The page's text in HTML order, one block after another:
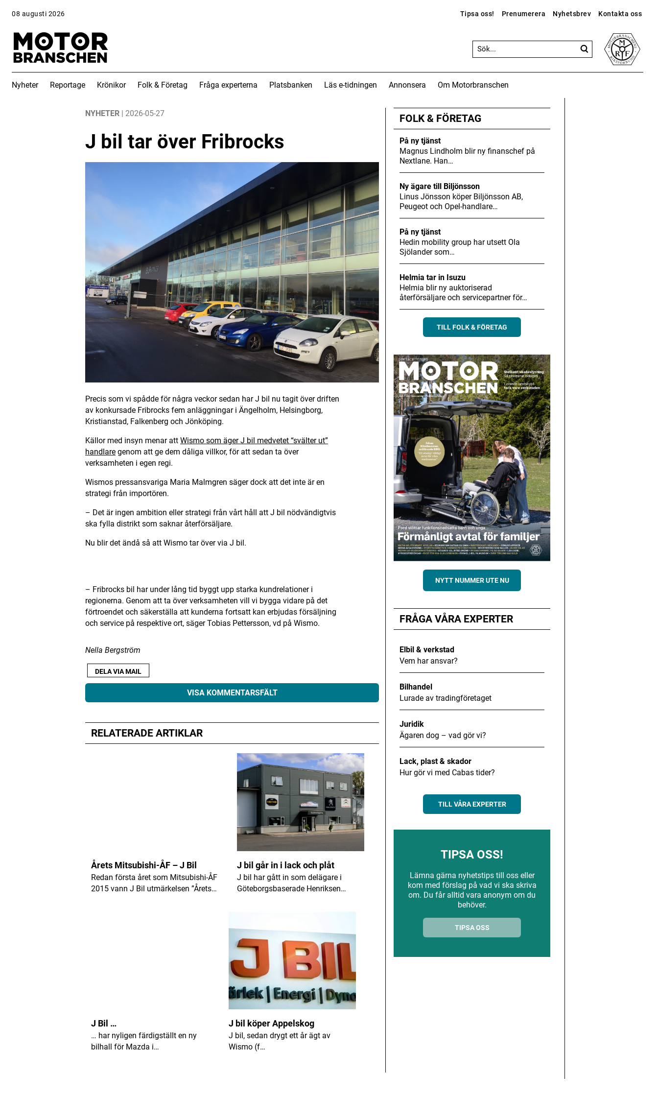
08 augusti 2026 Tipsa oss! Prenumerera Nyhetsbrev Kontakta oss
Nyheter Reportage Krönikor Folk & Företag Fråga experterna Platsbanken Läs e-tidningen Annonsera
Om Motorbranschen
NYHETER | 2026-05-27
J bil tar över Fribrocks
Precis som vi spådde för några veckor sedan har J bil nu tagit över driften
av konkursade Fribrocks fem anläggningar i Ängelholm, Helsingborg,
Kristianstad, Falkenberg och Jönköping.
Källor med insyn menar att Wismo som äger J bil medvetet “svälter ut”
handlare genom att ge dem dåliga villkor, för att sedan ta över
verksamheten i egen regi.
Wismos pressansvariga Maria Malmgren säger dock att det inte är en
strategi från importören.
– Det är ingen ambition eller strategi från vårt håll att J bil nödvändigtvis
ska fylla distrikt som saknar återförsäljare.
Nu blir det ändå så att Wismo tar över via J bil.
– Fribrocks bil har under lång tid byggt upp starka kundrelationer i
regionerna. Genom att ta över verksamheten vill vi bygga vidare på det
förtroendet och säkerställa att kunderna fortsatt kan erbjudas försäljning
och service på respektive ort, säger Tobias Pettersson, vd på Wismo.
Nella Bergström
DELA VIA MAIL
VISA KOMMENTARSFÄLT
Din e-postadress kommer inte publiceras. Obligatoriska fält är märkta*
E-postadress*
RELATERADE ARTIKLAR
Årets Mitsubishi-ÅF – J Bil
Redan första året som Mitsubishi-ÅF
2015 vann J Bil utmärkelsen ”Årets…
J bil går in i lack och plåt
J bil har gått in som delägare i
Göteborgsbaserade Henriksen…
J Bil …
… har nyligen färdigställt en ny
bilhall för Mazda i…
J bil köper Appelskog
J bil, sedan drygt ett år ägt av
Wismo (f…
FOLK & FÖRETAG
På ny tjänst
Magnus Lindholm blir ny finanschef på
Nextlane. Han…
Ny ägare till Biljönsson
Linus Jönsson köper Biljönsson AB,
Peugeot och Opel-handlare…
På ny tjänst
Hedin mobility group har utsett Ola
Sjölander som…
Helmia tar in Isuzu
Helmia blir ny auktoriserad
återförsäljare och servicepartner för…
TILL FOLK & FÖRETAG
NYTT NUMMER UTE NU
FRÅGA VÅRA EXPERTER
Elbil & verkstad
Vem har ansvar?
Bilhandel
Lurade av tradingföretaget
Juridik
Ägaren dog – vad gör vi?
Lack, plast & skador
Hur gör vi med Cabas tider?
TILL VÅRA EXPERTER
TIPSA OSS!
Lämna gärna nyhetstips till oss eller
kom med förslag på vad vi ska skriva
om. Du får alltid vara anonym om du
behöver.
TIPSA OSS